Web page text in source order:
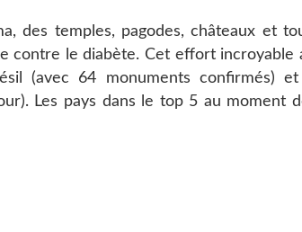
des temples, pagodes, châteaux et
contre le diabète. Cet effort incroyable
(avec 64 monuments confirmés)
Les pays dans le top 5 au moment